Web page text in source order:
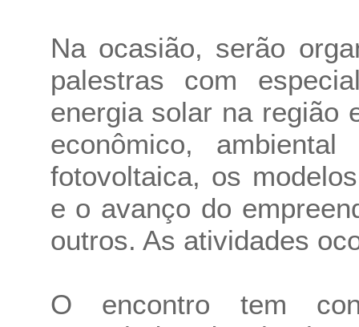
Na ocasião, serão
palestras com
energia solar na região
econômico,
fotovoltaica, os
e o avanço do
outros. As atividades
O encontro tem